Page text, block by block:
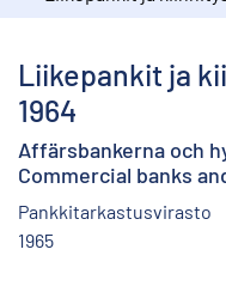
Liikepankit ja
1964
Affärsbankerna och
Commercial banks
Pankkitarkastusvirasto
1965